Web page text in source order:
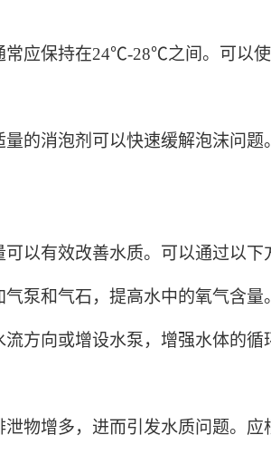
应保持在24℃-28℃之间。可以
的消泡剂可以快速缓解泡沫问
以有效改善水质。可以通过以下
泵和气石，提高水中的氧气含量。
方向或增设水泵，增强水体的循
物增多，进而引发水质问题。